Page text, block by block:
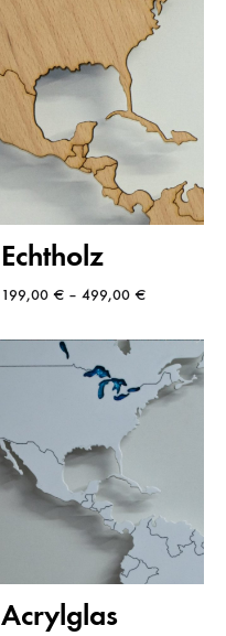
Echtholz
199,00 € – 499,00 €
Acrylglas